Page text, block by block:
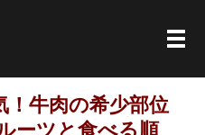
メ
！牛肉の希少部位
ーツと食べる順